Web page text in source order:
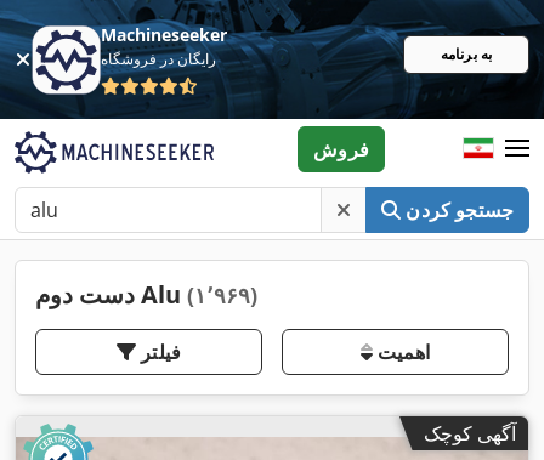
Machineseeker
رایگان در فروشگاه به برنامه
جستجو کردن
فروش
دست دوم Alu (۱٬۹۶۹)
فیلتر اهمیت
آگهی کوچک